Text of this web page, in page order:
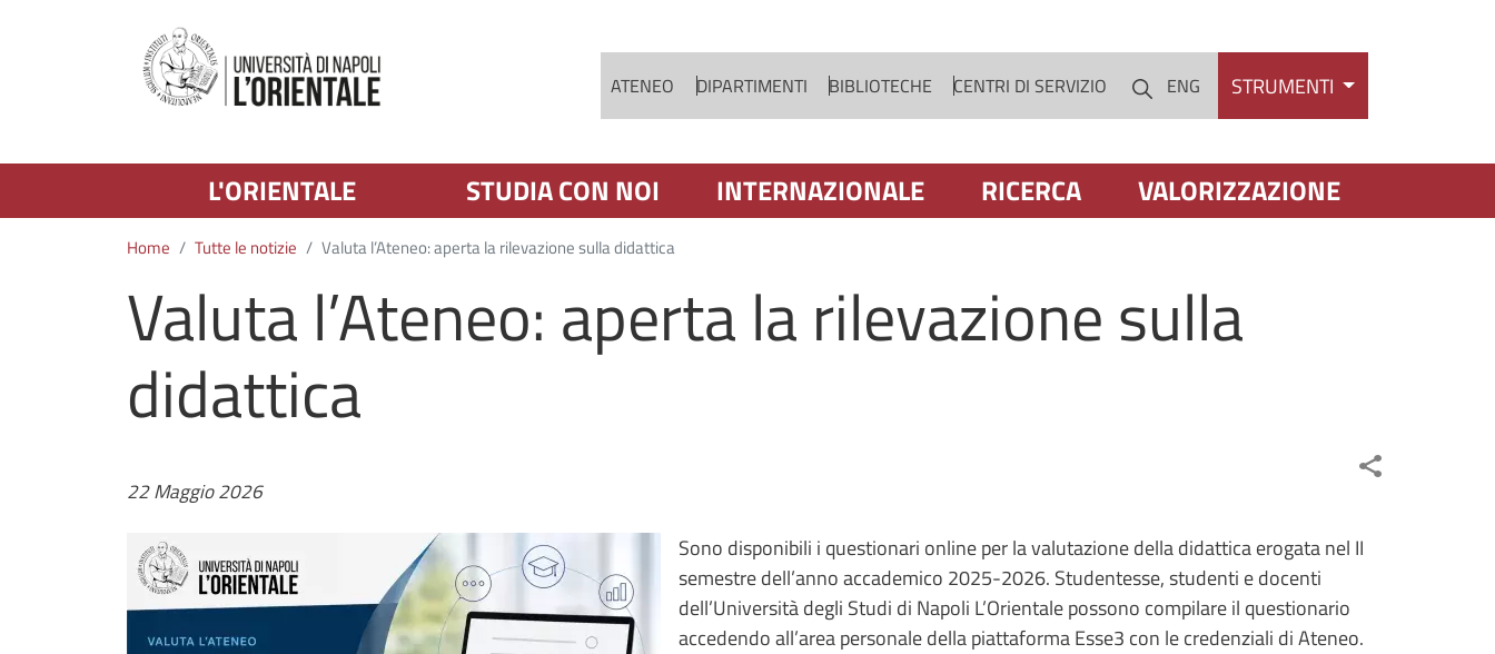
ATENEO DIPARTIMENTI BIBLIOTECHE CENTRI DI SERVIZIO CercaENG STRUMENTI
L'ORIENTALE STUDIA CON NOI INTERNAZIONALE RICERCA VALORIZZAZIONE
Home Tutte le notizie Valuta l’Ateneo: aperta la rilevazione sulla didattica
Valuta l’Ateneo: aperta la rilevazione sulla
didattica
22 Maggio 2026
Immagine news
Sono disponibili i questionari online per la valutazione della didattica erogata nel II
semestre dell’anno accademico 2025-2026. Studentesse, studenti e docenti
dell’Università degli Studi di Napoli L’Orientale possono compilare il questionario
accedendo all’area personale della piattaforma Esse3 con le credenziali di Ateneo.